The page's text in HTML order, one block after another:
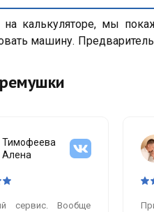
на калькуляторе, мы
машину.
Тимофеева
Алена
сервис. Вообще